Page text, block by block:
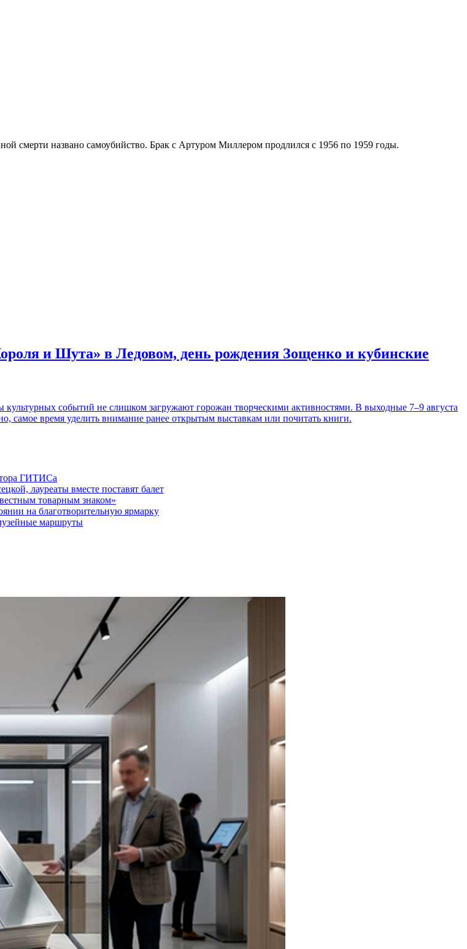
смерти названо самоубийство. Брак с Артуром Миллером продлился с 1956 по 1959 годы.
и Шута» в Ледовом, день рождения Зощенко и кубинские
событий не слишком загружают горожан творческими активностями. В выходные 7–9 августа
самое время уделить внимание ранее открытым выставкам или почитать книги.
ГИТИСа
лауреаты вместе поставят балет
товарным знаком»
на благотворительную ярмарку
маршруты